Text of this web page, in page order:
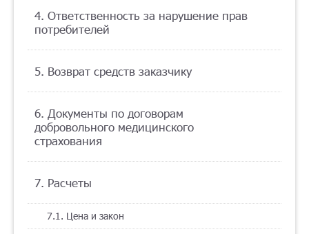
4. Ответственность за нарушение прав
потребителей
5. Возврат средств заказчику
6. Документы по договорам
добровольного медицинского
страхования
7. Расчеты
7.1. Цена и закон